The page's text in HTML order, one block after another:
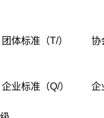
团体标准（T/） 协
企业标准（Q/） 企